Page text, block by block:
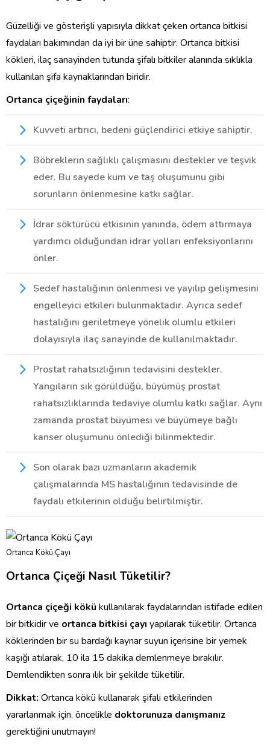
Güzelliği ve gösterişli yapısıyla dikkat çeken ortanca bitkisi
faydaları bakımından da iyi bir üne sahiptir. Ortanca bitkisi
kökleri, ilaç sanayinden tutunda şifalı bitkiler alanında sıklıkla
kullanılan şifa kaynaklarından biridir.
Ortanca çiçeğinin faydaları:
Kuvveti artırıcı, bedeni güçlendirici etkiye sahiptir.
Böbreklerin sağlıklı çalışmasını destekler ve teşvik
eder. Bu sayede kum ve taş oluşumunu gibi
sorunların önlenmesine katkı sağlar.
İdrar söktürücü etkisinin yanında, ödem attırmaya
yardımcı olduğundan idrar yolları enfeksiyonlarını
önler.
Sedef hastalığının önlenmesi ve yayılıp gelişmesini
engelleyici etkileri bulunmaktadır. Ayrıca sedef
hastalığını geriletmeye yönelik olumlu etkileri
dolayısıyla ilaç sanayinde de kullanılmaktadır.
Prostat rahatsızlığının tedavisini destekler.
Yangıların sık görüldüğü, büyümüş prostat
rahatsızlıklarında tedaviye olumlu katkı sağlar. Aynı
zamanda prostat büyümesi ve büyümeye bağlı
kanser oluşumunu önlediği bilinmektedir.
Son olarak bazı uzmanların akademik
çalışmalarında MS hastalığının tedavisinde de
faydalı etkilerinin olduğu belirtilmiştir.
Ortanca Kökü Çayı
Ortanca Çiçeği Nasıl Tüketilir?
Ortanca çiçeği kökü kullanılarak faydalarından istifade edilen
bir bitkidir ve ortanca bitkisi çayı yapılarak tüketilir. Ortanca
köklerinden bir su bardağı kaynar suyun içerisine bir yemek
kaşığı atılarak, 10 ila 15 dakika demlenmeye bırakılır.
Demlendikten sonra ılık bir şekilde tüketilir.
Dikkat: Ortanca kökü kullanarak şifalı etkilerinden
yararlanmak için, öncelikle doktorunuza danışmanız
gerektiğini unutmayın!